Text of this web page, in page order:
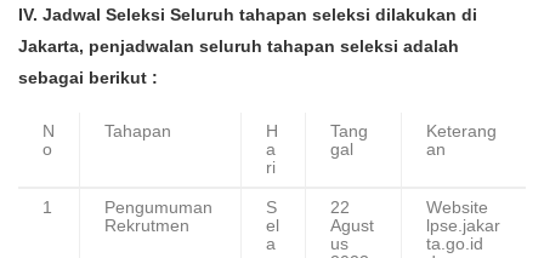
IV. Jadwal Seleksi Seluruh tahapan seleksi dilakukan di
Jakarta, penjadwalan seluruh tahapan seleksi adalah
sebagai berikut :
N
o
Tahapan
H
a
ri
Tang
gal
Keterang
an
1
Pengumuman
Rekrutmen
S
el
a
22
Agust
us
Website
lpse.jakar
ta.go.id